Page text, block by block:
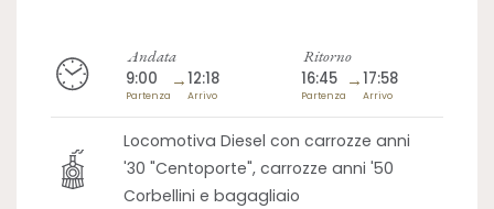
Andata
9:00
Partenza
→12:18
Arrivo
Ritorno
16:45
Partenza
→17:58
Arrivo
Locomotiva Diesel con carrozze anni
'30 "Centoporte", carrozze anni '50
Corbellini e bagagliaio